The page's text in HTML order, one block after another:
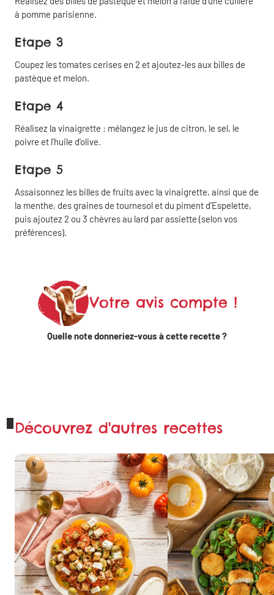
Partager
le lien
par email
Partager
Linkedin
WhatsApp
à pomme parisienne.
Etape 3
Coupez les tomates cerises en 2 et ajoutez-les aux billes de
pastèque et melon.
Etape 4
Réalisez la vinaigrette : mélangez le jus de citron, le sel, le
poivre et l’huile d’olive.
Etape 5
Assaisonnez les billes de fruits avec la vinaigrette, ainsi que de
la menthe, des graines de tournesol et du piment d’Espelette,
puis ajoutez 2 ou 3 chèvres au lard par assiette (selon vos
préférences).
Votre avis compte !
Quelle note donneriez-vous à cette recette ?
Découvrez d'autres recettes